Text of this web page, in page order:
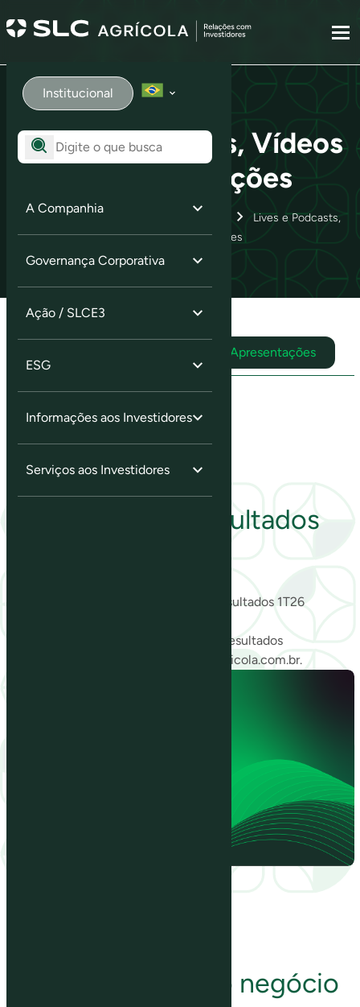
Institucional
A Companhia
Governança Corporativa
Ação / SLCE3
ESG
Informações aos Investidores
Serviços aos Investidores
Lives e Podcasts, Vídeos
e Apresentações
Home Informações aos Investidores
Lives e Podcasts,
Vídeos e Apresentações
Vídeos e Apresentações
Resultados
Divulgação de Resultados
Confira a nossa Teleconferência de Resultados 1T26
para acessar o release de Resultados
Em caso de dúvidas, contate: ri@slcagricola.com.br.
Conheça o nosso negócio